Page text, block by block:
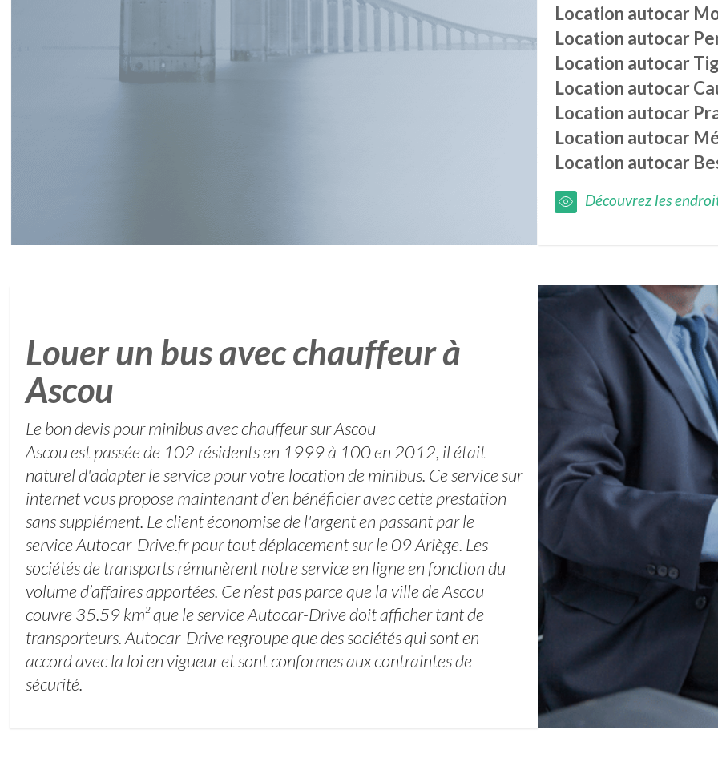
Location autocar
Location autocar
Location autocar
Location autocar
Location autocar
Location autocar
Location autocar
Découvrez les
Louer un bus avec chauffeur à
Ascou
Le bon devis pour minibus avec chauffeur sur Ascou
Ascou est passée de 102 résidents en 1999 à 100 en 2012, il était
naturel d'adapter le service pour votre location de minibus. Ce service sur
internet vous propose maintenant d’en bénéficier avec cette prestation
sans supplément. Le client économise de l'argent en passant par le
service Autocar-Drive.fr pour tout déplacement sur le 09 Ariège. Les
sociétés de transports rémunèrent notre service en ligne en fonction du
volume d’affaires apportées. Ce n’est pas parce que la ville de Ascou
couvre 35.59 km² que le service Autocar-Drive doit afficher tant de
transporteurs. Autocar-Drive regroupe que des sociétés qui sont en
accord avec la loi en vigueur et sont conformes aux contraintes de
sécurité.